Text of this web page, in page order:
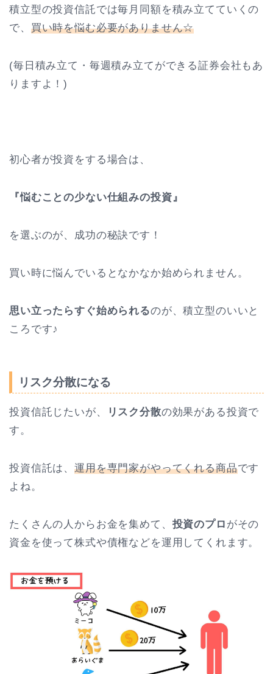
積立型の投資信託では毎月同額を積み立てていくの
で、 買い時を悩む必要がありません☆
(毎日積み立て・毎週積み立てができる証券会社もあ
りますよ！)
初心者が投資をする場合は、
『悩むことの少ない仕組みの投資』
を選ぶのが、成功の秘訣です！
買い時に悩んでいるとなかなか始められません。
思い立ったらすぐ始められるのが、積立型のいいと
ころです♪
リスク分散になる
投資信託じたいが、 リスク分散の効果がある投資で
す。
投資信託は、運用を専門家がやってくれる商品です
よね。
たくさんの人からお金を集めて、 投資のプロ がその
資金を使って株式や債権などを運用してくれます。